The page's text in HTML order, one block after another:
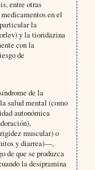
entre otras
en el
la
y la tioridazina
con la
de
de la
salud mental (como
autonómica
muscular) o
y diarrea)—,
de que se produzca
la desipramina